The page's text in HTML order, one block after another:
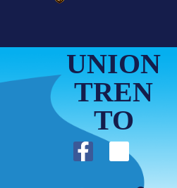
UNION
TREN
TO